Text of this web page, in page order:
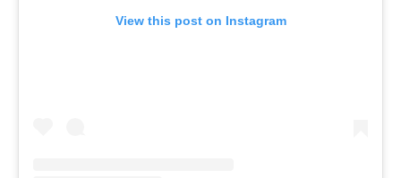
View this post on Instagram